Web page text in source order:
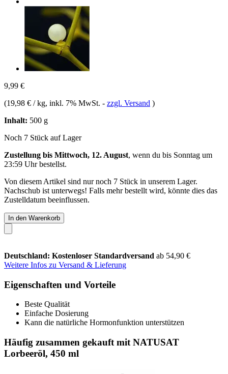
9,99 €
(19,98 € / kg, inkl. 7% MwSt. - zzgl. Versand )
Inhalt: 500 g
Noch 7 Stück auf Lager
Zustellung bis Mittwoch, 12. August, wenn du bis Sonntag um
23:59 Uhrbestellst.
Von diesem Artikel sind nur noch 7 Stück in unserem Lager.
Nachschub ist unterwegs! Falls mehr bestellt wird, könnte dies das
Zustelldatum beeinflussen.
In den Warenkorb
Deutschland: Kostenloser Standardversand ab 54,90 €
Weitere Infos zu Versand & Lieferung
Eigenschaften und Vorteile
Beste Qualität
Einfache Dosierung
Kann die natürliche Hormonfunktion unterstützen
Häufig zusammen gekauft mit NATUSAT
Lorbeeröl, 450 ml